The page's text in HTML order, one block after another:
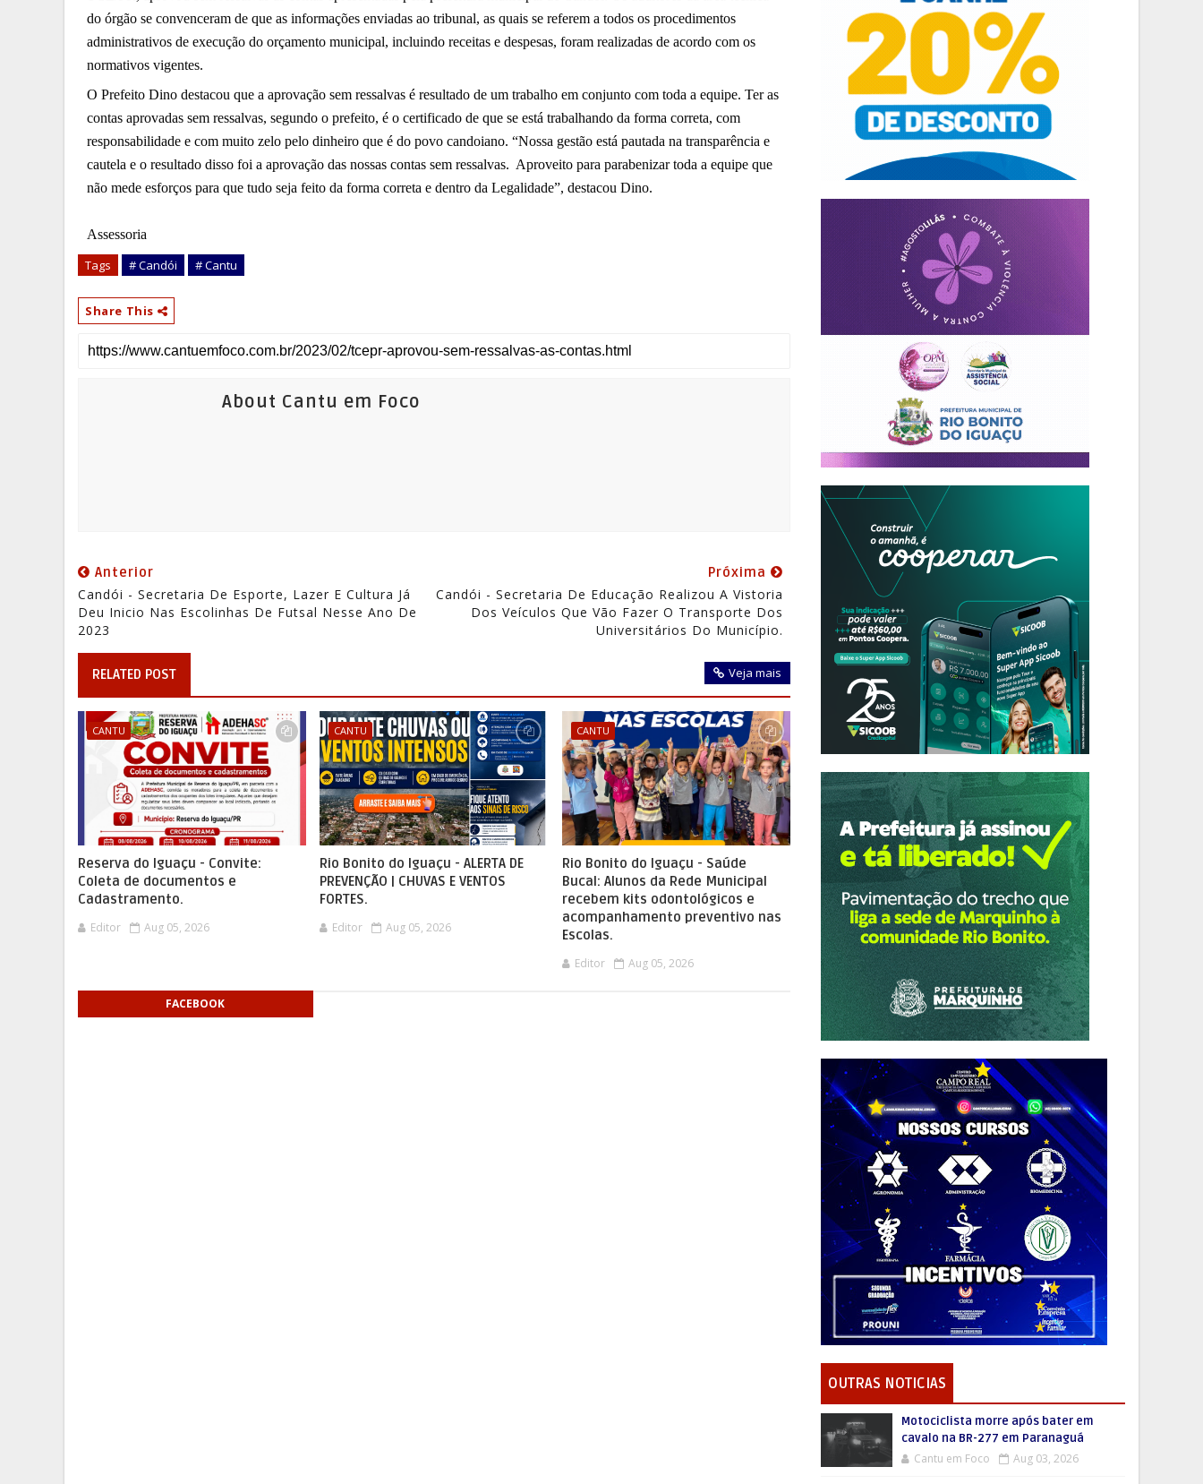
do órgão se convenceram de que as informações enviadas ao tribunal, as quais se referem a todos os procedimentos
administrativos de execução do orçamento municipal, incluindo receitas e despesas, foram realizadas de acordo com os
normativos vigentes.
O Prefeito Dino destacou que a aprovação sem ressalvas é resultado de um trabalho em conjunto com toda a equipe. Ter as
contas aprovadas sem ressalvas, segundo o prefeito, é o certificado de que se está trabalhando da forma correta, com
responsabilidade e com muito zelo pelo dinheiro que é do povo candoiano. “Nossa gestão está pautada na transparência e
cautela e o resultado disso foi a aprovação das nossas contas sem ressalvas.  Aproveito para parabenizar toda a equipe que
não mede esforços para que tudo seja feito da forma correta e dentro da Legalidade”, destacou Dino.
Assessoria
Tags # Candói # Cantu
Share This
About Cantu em Foco
Anterior
Candói - Secretaria De Esporte, Lazer E Cultura Já
Deu Inicio Nas Escolinhas De Futsal Nesse Ano De
2023
Próxima
Candói - Secretaria De Educação Realizou A Vistoria
Dos Veículos Que Vão Fazer O Transporte Dos
Universitários Do Município.
RELATED POST Veja mais
CANTU
Reserva do Iguaçu - Convite:
Coleta de documentos e
Cadastramento.
Editor Aug 05, 2026
CANTU
Rio Bonito do Iguaçu - ALERTA DE
PREVENÇÃO | CHUVAS E VENTOS
FORTES.
Editor Aug 05, 2026
CANTU
Rio Bonito do Iguaçu - Saúde
Bucal: Alunos da Rede Municipal
recebem kits odontológicos e
acompanhamento preventivo nas
Escolas.
Editor Aug 05, 2026
FACEBOOK
OUTRAS NOTICIAS
Motociclista morre após bater em
cavalo na BR-277 em Paranaguá
Cantu em Foco Aug 03, 2026